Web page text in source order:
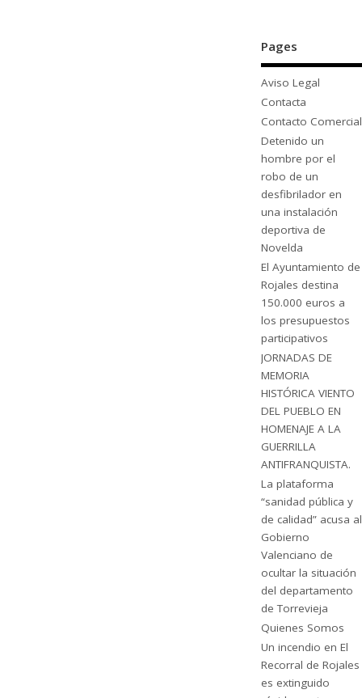
Pages
Aviso Legal
Contacta
Contacto Comercial
Detenido un
hombre por el
robo de un
desfibrilador en
una instalación
deportiva de
Novelda
El Ayuntamiento de
Rojales destina
150.000 euros a
los presupuestos
participativos
JORNADAS DE
MEMORIA
HISTÓRICA VIENTO
DEL PUEBLO EN
HOMENAJE A LA
GUERRILLA
ANTIFRANQUISTA.
La plataforma
“sanidad pública y
de calidad” acusa al
Gobierno
Valenciano de
ocultar la situación
del departamento
de Torrevieja
Quienes Somos
Un incendio en El
Recorral de Rojales
es extinguido